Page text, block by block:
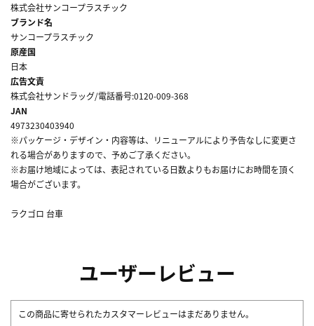
株式会社サンコープラスチック
ブランド名
サンコープラスチック
原産国
日本
広告文責
株式会社サンドラッグ/電話番号:0120-009-368
JAN
4973230403940
※パッケージ・デザイン・内容等は、リニューアルにより予告なしに変更さ
れる場合がありますので、予めご了承ください。
※お届け地域によっては、表記されている日数よりもお届けにお時間を頂く
場合がございます。
ラクゴロ 台車
ユーザーレビュー
この商品に寄せられたカスタマーレビューはまだありません。